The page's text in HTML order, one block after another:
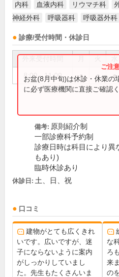
内科 血液内科 リウマチ科
神経外科
呼吸器科 呼吸器外科
診療/受付時間・休診日
8:00～11:00 ● ● ●
お盆(8月中旬)は休診・休業の
に必ず医療機関に直接ご確認く
備考: 原則紹介制
一部診療科予約制
診療日時は科目により異
もあり)
臨時休診あり
休診日: 土、日、祝
口コミ
建物がとても広くきれ
いです。広いですが、迷
子にならないように案内
がしっかりしていまし
た。先生もたくさんいま
な
ろ
来
の